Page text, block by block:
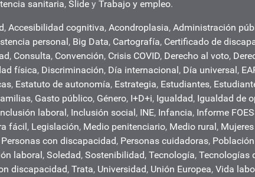
sanitaria, Slide y Trabajo y empleo.
, Accesibilidad cognitiva, Acondroplasia, Administración
personal , Big Data, Cartografía, Certificado de
, Consulta, Convención, Crisis COVID, Derecho al voto,
física, Discriminación, Día internacional , Día universal ,
, Estatuto de autonomía, Estrategia, Estudiantes,
, Gasto público, Género, I+D+i, Igualdad, Igualdad de
laboral , Inclusión social , INE, Infancia, Informe
fácil , Legislación, Medio penitenciario, Medio rural ,
Personas con discapacidad, Personas cuidadoras,
laboral , Soledad, Sostenibilidad, Tecnología, Tecnologías
discapacidad, Trata, Universidad, Unión Europea, Vida